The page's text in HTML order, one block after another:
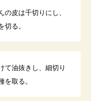
の皮は千切りにし、
切る。
て油抜きし、細切り
を取る。